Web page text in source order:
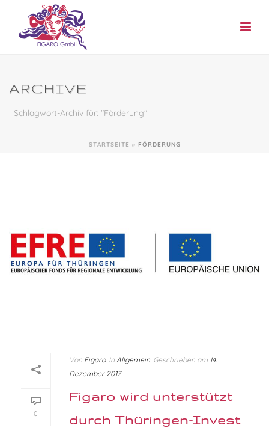
ARCHIVE
Schlagwort-Archiv für: "Förderung"
STARTSEITE » FÖRDERUNG
0
Von Figaro In Allgemein Geschrieben am 14.
Dezember 2017
Figaro wird unterstützt
durch Thüringen-Invest